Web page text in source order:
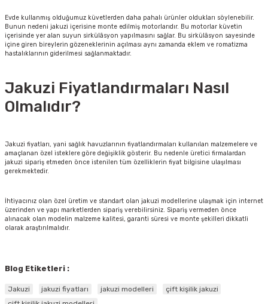
Evde kullanmış olduğumuz küvetlerden daha pahalı ürünler oldukları söylenebilir.
Bunun nedeni jakuzi içerisine monte edilmiş motorlarıdır. Bu motorlar küvetin
içerisinde yer alan suyun sirkülâsyon yapılmasını sağlar. Bu sirkülâsyon sayesinde
içine giren bireylerin gözeneklerinin açılması aynı zamanda eklem ve romatizma
hastalıklarının giderilmesi sağlanmaktadır.
Jakuzi Fiyatlandırmaları Nasıl
Olmalıdır?
Jakuzi fiyatları, yani sağlık havuzlarının fiyatlandırmaları kullanılan malzemelere ve
amaçlanan özel isteklere göre değişiklik gösterir. Bu nedenle üretici firmalardan
jakuzi sipariş etmeden önce istenilen tüm özelliklerin fiyat bilgisine ulaşılması
gerekmektedir.
İhtiyacınız olan özel üretim ve standart olan jakuzi modellerine ulaşmak için internet
üzerinden ve yapı marketlerden sipariş verebilirsiniz. Sipariş vermeden önce
alınacak olan modelin malzeme kalitesi, garanti süresi ve monte şekilleri dikkatli
olarak araştırılmalıdır.
Blog Etiketleri :
Jakuzi jakuzi fiyatları jakuzi modelleri
çift kişilik jakuzi